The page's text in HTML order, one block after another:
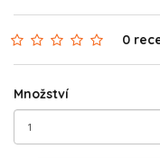
0
Množství